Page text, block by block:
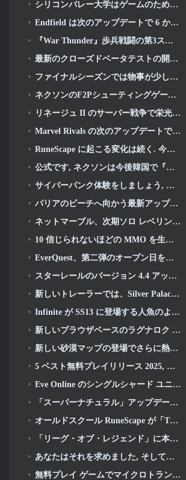
シリコンバレー大学はゲームのための奨学金を提供していますが、その要件のいくつかは興味深いものです
Endfield は次のアップデートで 6 か月間の工場とジップラインを祝う
『War Thunder』歩兵戦闘の第3ステージクローズドベータテストが発表
最新のクローズドベータテストの開始に伴い、新しいAniimoトレーラーが公開されました
ファイナルシーズンでは物事が少しレトロになります 11 アップデート
ネクソンのF2Pシューティングゲーム『サドンアタック ゼロポイント』最終クローズドβテストが本日スタート
リネージュ II のサーバー戦争で栄光のために戦いましょう
Marvel Rivals の次のアップデートでは神との戦いが始まります
RuneScape に起こる変化は続く. 今回はプレイヤーハウジングです
公式です, ネクソンは今後韓国で『オーバーウォッチ』を出版する予定
サイバーパンク体験をしましょう, サイバー精神病を完全に抱えている, 『Apex Legends』の次のクロスオーバーイベントで
パリアのビーチへ向かう最新アップデート
ネットマーブル、次期ソロ レベリング ゲームの詳細を公開, ソロレベリング: KARMA アニメエキスポにて
10 信じられないほどの MMO を生み出すアニメの世界
EverQuest、第二弾のオープン日を発表 2026 タイムロック拡張サーバー
スターレールのバージョン 4.4 アップデート
新しいトレーラーでは、Silver Palace のゲームプレイを紹介します
Infinite が SS13 に登場する人魚のようなヒーローを初公開: 残光
新しいブラウザベースのラグナロク MMORPG, ラグナロクユニバースを発表
新しい砂漠マップの登場でさらに熱くなる
5 ベスト無料プレイリリース 2025, まだプレイする価値はありますか 2026?
Eve Online のシングルシャード ユニバースを動かすゲーム エンジンがオープンソースになりました
「スーパーナチュラル」アップデートでスーパーバグがスーパーアニマルロイヤルに侵入
オールドスクール RuneScape が「The Blood Moon Rises」グランドマスタークエストをドロップ, 20年にわたるクエストラインに終止符を打つ
「リーグ・オブ・レジェンド」に本当にクラシックモードが登場
あなたはそれを求めました, そしてあなたはそれを理解しています. Eterspireでギルドが利用可能になりました
無料プレイ ゲームでマイクロトランザクションが行き過ぎている?